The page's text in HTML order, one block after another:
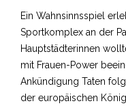
Ein Wahnsinnsspiel
Sportkomplex an der
Hauptstädterinnen
mit Frauen-Power
Ankündigung Taten
der europäischen